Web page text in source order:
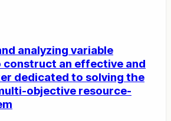
analyzing variable
construct an effective and
dedicated to solving the
objective resource-